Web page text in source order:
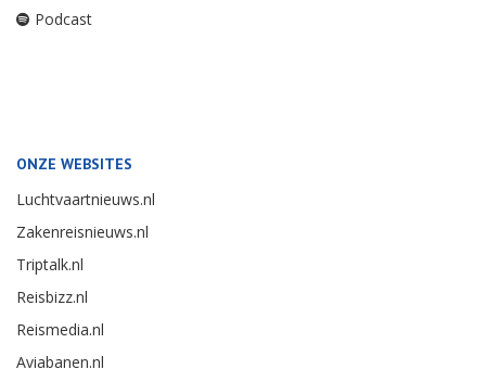
Podcast
ONZE WEBSITES
Luchtvaartnieuws.nl
Zakenreisnieuws.nl
Triptalk.nl
Reisbizz.nl
Reismedia.nl
Aviabanen.nl